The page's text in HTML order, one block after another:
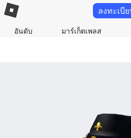
อันดับ มาร์เก็ตเพลส
ลงทะเบี